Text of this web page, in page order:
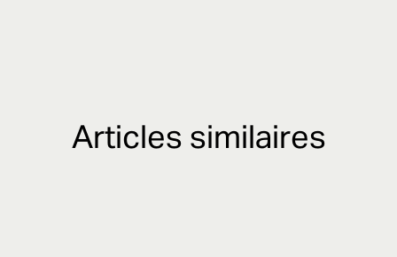
Articles similaires